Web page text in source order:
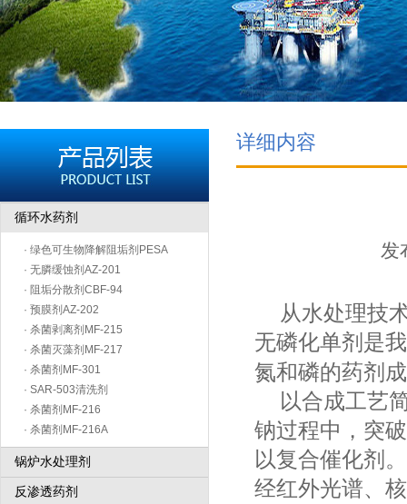
循环水药剂
· 绿色可生物降解阻垢剂PESA
· 无膦缓蚀剂AZ-201
· 阻垢分散剂CBF-94
· 预膜剂AZ-202
· 杀菌剥离剂MF-215
· 杀菌灭藻剂MF-217
· 杀菌剂MF-301
· SAR-503清洗剂
· 杀菌剂MF-216
· 杀菌剂MF-216A
锅炉水处理剂
反渗透药剂
详细内容
发
从水处理技
无磷化单剂是
氮和磷的药剂
以合成工艺
钠过程中，突
以复合催化剂
经红外光谱、